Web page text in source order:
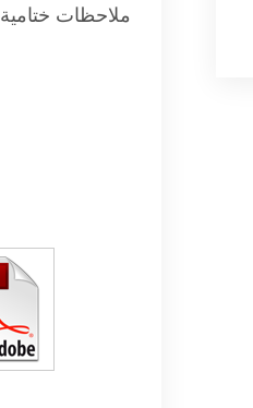
ملاحظات ختامية